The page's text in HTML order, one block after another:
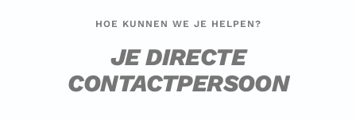
HOE KUNNEN WE JE HELPEN?
JE DIRECTE
CONTACTPERSOON